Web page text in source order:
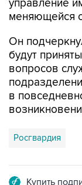
Он
вопросов
в
Росгвардия